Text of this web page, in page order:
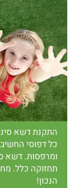
התקנת דשא
כל דפוסי
ומרפסות. דשא
תחזוקה כלל.
הנכון!